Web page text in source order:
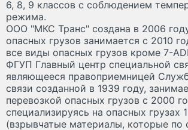
6, 8, 9 классов с соблюдением
режима.
ООО "МКС Транс" создана в 2006
опасных грузов занимается с 2010
все виды опасных грузов кроме 7-
ФГУП Главный центр специальной
являющееся правоприемницей
связи созданной в 1939 году,
перевозкой опасных грузов с 2000
специализируясь на опасных грузах
(взрывчатые материалы, которые по